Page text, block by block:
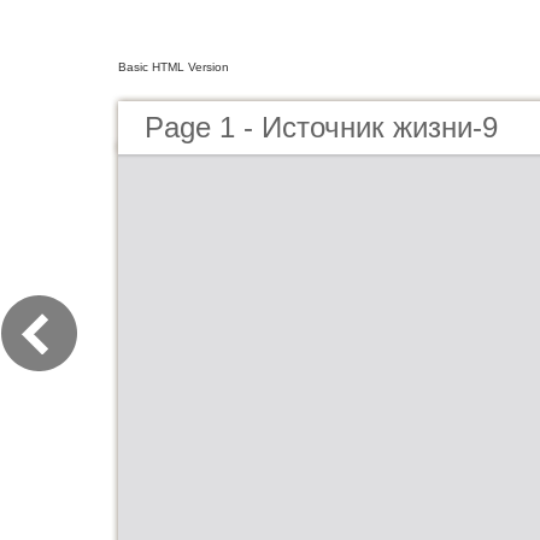
Basic HTML Version
Page 1 - Источник жизни-9